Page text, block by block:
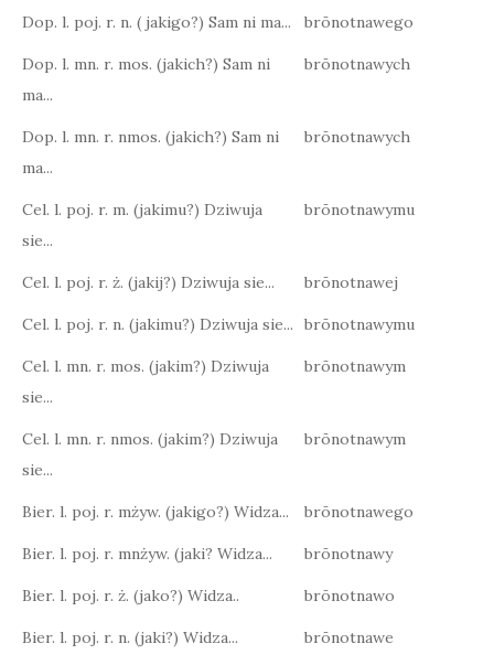
Dop. l. poj. r. n. ( jakigo?) Sam ni ma... brōnotnawego
Dop. l. mn. r. mos. (jakich?) Sam ni
ma...
brōnotnawych
Dop. l. mn. r. nmos. (jakich?) Sam ni
ma...
brōnotnawych
Cel. l. poj. r. m. (jakimu?) Dziwuja
sie...
brōnotnawymu
Cel. l. poj. r. ż. (jakij?) Dziwuja sie... brōnotnawej
Cel. l. poj. r. n. (jakimu?) Dziwuja sie... brōnotnawymu
Cel. l. mn. r. mos. (jakim?) Dziwuja
sie...
brōnotnawym
Cel. l. mn. r. nmos. (jakim?) Dziwuja
sie...
brōnotnawym
Bier. l. poj. r. mżyw. (jakigo?) Widza... brōnotnawego
Bier. l. poj. r. mnżyw. (jaki? Widza... brōnotnawy
Bier. l. poj. r. ż. (jako?) Widza.. brōnotnawo
Bier. l. poj. r. n. (jaki?) Widza... brōnotnawe